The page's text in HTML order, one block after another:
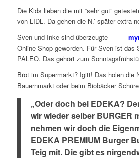
Die Kids lieben die mit “sehr gut”
von LIDL. Da gehen die N.’ später extra
Sven und Inke sind überzeugte
Online-Shop geworden. Für Sven ist das
PALEO. Das gehört zum
Brot im Supermarkt? Igitt! Das holen die
Bauernmarkt oder beim Biobäcker
„Oder doch bei EDEKA?
wir wieder selber BURGER
nehmen wir doch die
EDEKA PREMIUM Burger
Teig mit. Die gibt es